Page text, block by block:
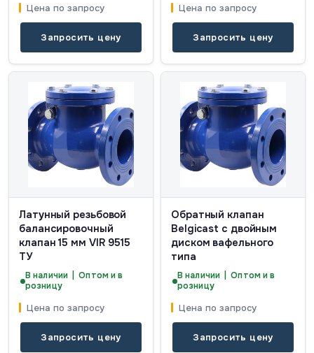
Цена по запросу
Запросить цену
Цена по запросу
Запросить цену
Латунный резьбовой
балансировочный
клапан 15 мм VIR 9515
ТУ
В наличии | Оптом и в
розницу
Цена по запросу
Запросить цену
Обратный клапан
Belgicast с двойным
диском вафельного
типа
В наличии | Оптом и в
розницу
Цена по запросу
Запросить цену